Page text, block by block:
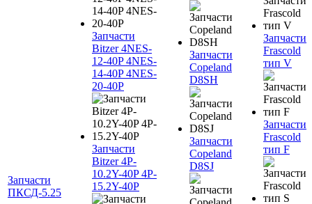
Запчасти
ПКСД-5.25
Запчасти
Bitzer 4NES-
12-40P 4NES-
14-40P 4NES-
20-40P
Запчасти
Bitzer 4P-
10.2Y-40P 4P-
15.2Y-40P
Запчасти
Copeland
D8SH
Запчасти
Copeland
D8SJ
Запчасти
Frascold
тип V
Запчасти
Frascold
тип F